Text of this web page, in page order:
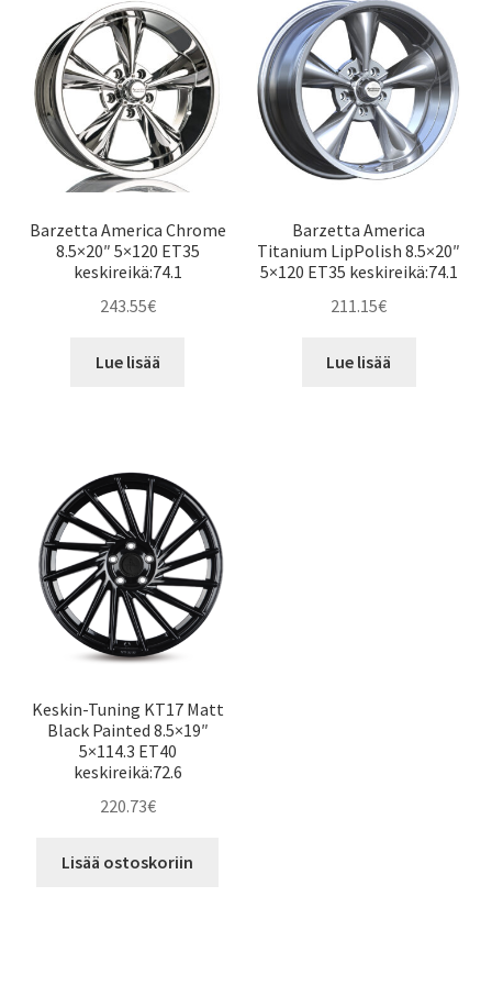
Barzetta America Chrome
8.5×20″ 5×120 ET35
keskireikä:74.1
243.55€
Lue lisää
Barzetta America
Titanium LipPolish 8.5×20″
5×120 ET35 keskireikä:74.1
211.15€
Lue lisää
Keskin-Tuning KT17 Matt
Black Painted 8.5×19″
5×114.3 ET40
keskireikä:72.6
220.73€
Lisää ostoskoriin